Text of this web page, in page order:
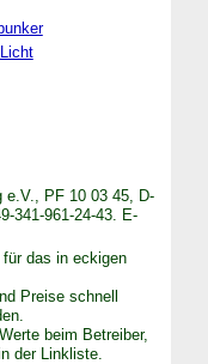
e.V., PF 10 03 45, D-
341-961-24-43. E-
das in eckigen
Preise schnell
beim Betreiber,
der Linkliste.